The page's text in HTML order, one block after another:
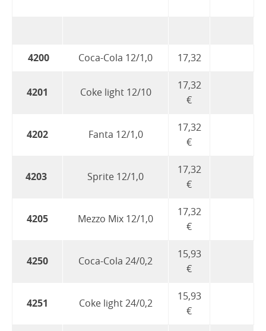
4200 Coca-Cola 12/1,0 17,32
4201 Coke light 12/10
17,32
€
4202 Fanta 12/1,0
17,32
€
4203 Sprite 12/1,0
17,32
€
4205 Mezzo Mix 12/1,0
17,32
€
4250 Coca-Cola 24/0,2
15,93
€
4251 Coke light 24/0,2
15,93
€